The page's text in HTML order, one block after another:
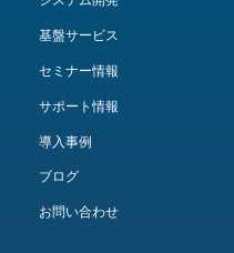
基盤サービス
セミナー情報
サポート情報
導入事例
ブログ
お問い合わせ